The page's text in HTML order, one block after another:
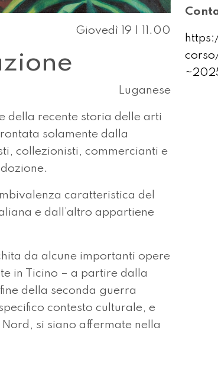
Giovedì 19 | 11.00
Luganese
della recente storia delle arti
solamente dalla
collezionisti, commercianti e
caratteristica del
e dall’altro appartiene
da alcune importanti opere
in Ticino – a partire dalla
della seconda guerra
contesto culturale, e
si siano affermate nella